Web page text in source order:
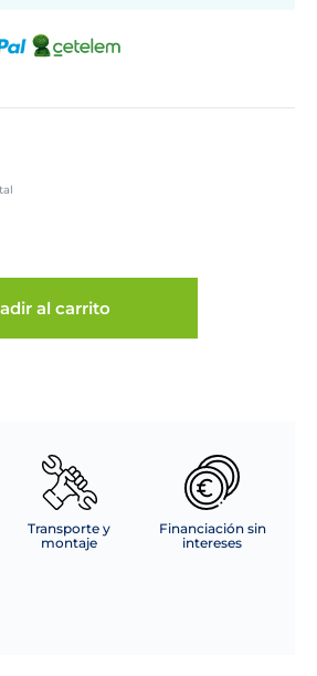
al carrito
Transporte y
montaje
Financiación sin
intereses